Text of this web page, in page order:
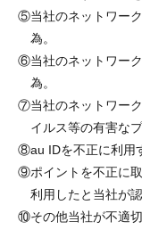
⑤当社のネットワー
為。
⑥当社のネットワー
為。
⑦当社のネットワー
イルス等の有害な
⑧au IDを不正に利用
⑨ポイントを不正に
利用したと当社が認
⑩その他当社が不適